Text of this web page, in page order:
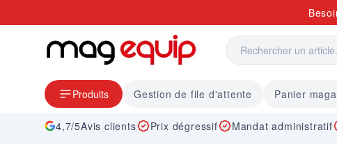
Produits Gestion de file d'attente Panier
4,7/5Avis clients Prix dégressif Mandat administratif